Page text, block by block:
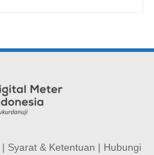
| Syarat & Ketentuan | Hubungi